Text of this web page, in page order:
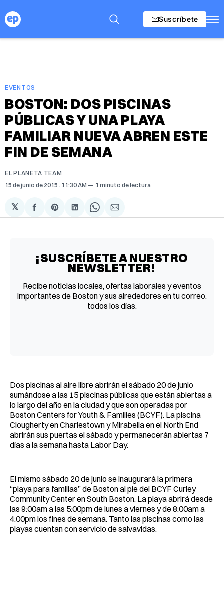
Suscríbete
EVENTOS
BOSTON: DOS PISCINAS
PÚBLICAS Y UNA PLAYA
FAMILIAR NUEVA ABREN ESTE
FIN DE SEMANA
EL PLANETA TEAM
15 de junio de 2015 . 11:30 AM 1 minuto de lectura
𝕏
Compartir
en
Share
on
Compartir
en
Share
on
Compartir
via
¡SUSCRÍBETE A NUESTRO
NEWSLETTER!
Recibe noticias locales, ofertas laborales y eventos
importantes de Boston y sus alrededores en tu correo,
todos los días.
Dos piscinas al aire libre abrirán el sábado 20 de junio
sumándose a las 15 piscinas públicas que están abiertas a
lo largo del año en la ciudad y que son operadas por
Boston Centers for Youth & Families (BCYF). La piscina
Clougherty en Charlestown y Mirabella en el North End
abrirán sus puertas el sábado y permanecerán abiertas 7
días a la semana hasta Labor Day.
El mismo sábado 20 de junio se inaugurará la primera
“playa para familias” de Boston al pie del BCYF Curley
Community Center en South Boston. La playa abrirá desde
las 9:00am a las 5:00pm de lunes a viernes y de 8:00am a
4:00pm los fines de semana. Tanto las piscinas como las
playas cuentan con servicio de salvavidas.